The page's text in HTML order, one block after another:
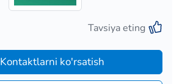
Tavsiya eting
Kontaktlarni ko'rsatish